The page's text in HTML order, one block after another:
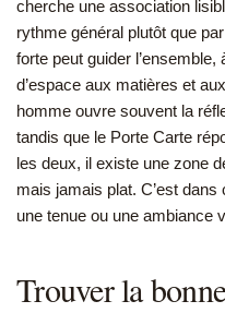
cherche une association
rythme général plutôt que
forte peut guider
d’espace aux matières et
homme ouvre souvent la
tandis que le Porte Carte
les deux, il existe une zone
mais jamais plat. C’est dans
une tenue ou une ambiance
Trouver la